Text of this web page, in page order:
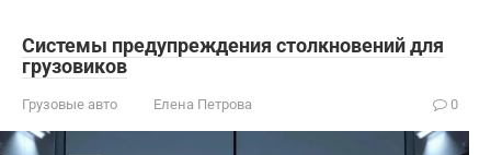
Системы предупреждения столкновений для
грузовиков
Грузовые авто Елена Петрова 0